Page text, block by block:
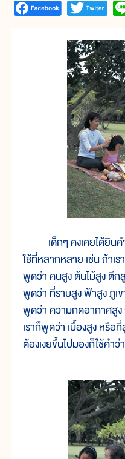
เด็กๆ คงเคยได้ยินคำ
ใช้ที่หลากหลาย เช่น ถ้าเ
พูดว่า คนสูง ต้นไม้สูง ตึก
พูดว่า ที่ราบสูง ฟ้าสูง ภูเข
พูดว่า ความกดอากาศสูง
เราก็พูดว่า เบื้องสูง หรือ
ต้องเงยขึ้นไปมองก็ใช้คำ